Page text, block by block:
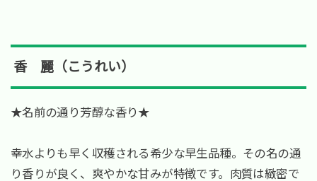
香 麗（こうれい）
★名前の通り芳醇な香り★
幸水よりも早く収穫される希少な早生品種。その名の通
り香りが良く、爽やかな甘みが特徴です。肉質は緻密で